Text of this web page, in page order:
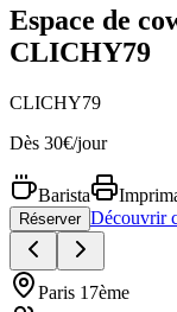
Espace de
CLICHY79
CLICHY79
Dès 30€/jour
Barista
Réserver Découvrir
Paris 17ème